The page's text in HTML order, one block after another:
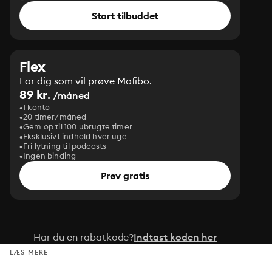
Start tilbuddet
Flex
For dig som vil prøve Mofibo.
89 kr. /måned
1 konto
20 timer/måned
Gem op til 100 ubrugte timer
Eksklusivt indhold hver uge
Fri lytning til podcasts
Ingen binding
Prøv gratis
Har du en rabatkode?Indtast koden her
LÆS MERE